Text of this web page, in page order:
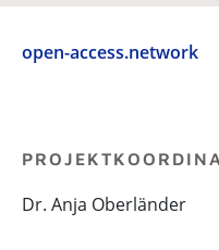
open-access.network
Dr. Anja Oberländer